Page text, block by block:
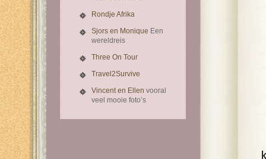
Rondje Afrika
Sjors en Monique Een
wereldreis
Three On Tour
Travel2Survive
Vincent en Ellen vooral
veel mooie foto’s